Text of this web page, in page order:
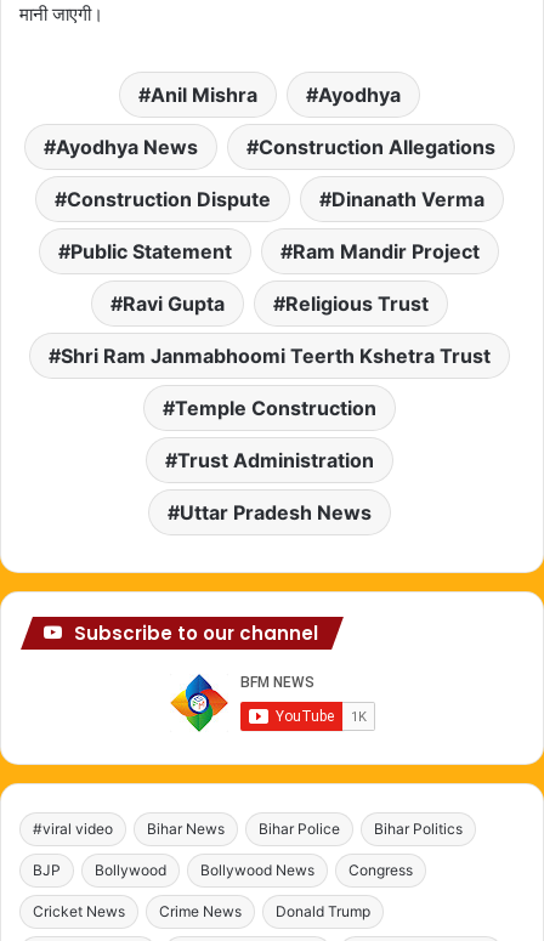
मानी जाएगी।
Anil Mishra Ayodhya
Ayodhya News Construction Allegations
Construction Dispute Dinanath Verma
Public Statement Ram Mandir Project
Ravi Gupta Religious Trust
Shri Ram Janmabhoomi Teerth Kshetra Trust
Temple Construction
Trust Administration
Uttar Pradesh News
Subscribe to our channel
#viral video Bihar News Bihar Police Bihar Politics
BJP Bollywood Bollywood News Congress
Cricket News Crime News Donald Trump